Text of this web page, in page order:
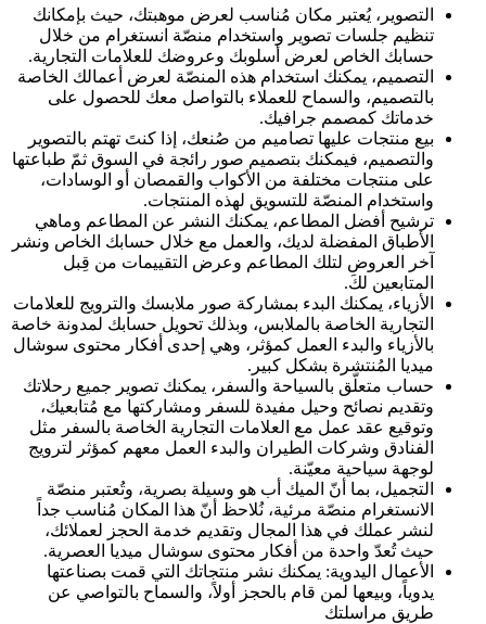
التصوير، يُعتبر مكان مُناسب لعرض موهبتك، حيث بإمكانك
تنظيم جلسات تصوير واستخدام منصّة انستغرام من خلال
حسابك الخاص لعرض أسلوبك وعروضك للعلامات التجارية.
التصميم، يمكنك استخدام هذه المنصّة لعرض أعمالك الخاصة
بالتصميم، والسماح للعملاء بالتواصل معك للحصول على
خدماتك كمصمم جرافيك.
بيع منتجات عليها تصاميم من صُنعك، إذا كنتَ تهتم بالتصوير
والتصميم، فيمكنك بتصميم صور رائجة في السوق ثمّ طباعتها
على منتجات مختلفة من الأكواب والقمصان أو الوسادات،
واستخدام المنصّة للتسويق لهذه المنتجات.
ترشيح أفضل المطاعم، يمكنك النشر عن المطاعم وماهي
الأطباق المفضلة لديك، والعمل مع خلال حسابك الخاص ونشر
آخر العروض لتلك المطاعم وعرض التقييمات من قِبل
المتابعين لكَ.
الأزياء، يمكنك البدء بمشاركة صور ملابسك والترويج للعلامات
التجارية الخاصة بالملابس، وبذلك تحويل حسابك لمدونة خاصة
بالأزياء والبدء العمل كمؤثر، وهي إحدى أفكار محتوى سوشال
ميديا المُنتشرة بشكل كبير.
حساب متعلّق بالسياحة والسفر، يمكنك تصوير جميع رحلاتك
وتقديم نصائح وحيل مفيدة للسفر ومشاركتها مع مُتابعيك،
وتوقيع عقد عمل مع العلامات التجارية الخاصة بالسفر مثل
الفنادق وشركات الطيران والبدء العمل معهم كمؤثر لترويج
لوجهة سياحية معيّنة.
التجميل، بما أنّ الميك أب هو وسيلة بصرية، وتُعتبر منصّة
الانستغرام منصّة مرئية، نُلاحظ أنّ هذا المكان مُناسب جداً
لنشر عملك في هذا المجال وتقديم خدمة الحجز لعملائك،
حيث تُعدّ واحدة من أفكار محتوى سوشال ميديا العصرية.
الأعمال اليدوية: يمكنك نشر منتجاتك التي قمت بصناعتها
يدوياً، وبيعها لمن قام بالحجز أولاً، والسماح بالتواصي عن
طريق مراسلتك